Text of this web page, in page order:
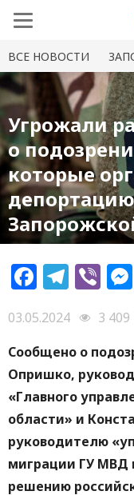
ВСЕ НОВОСТИ
Угрожали
о
которые
03.05.2024
3 409
Сообщено о
Опришко,
«Главного
области» и
руководителю
миграции ГУ МВД
решению